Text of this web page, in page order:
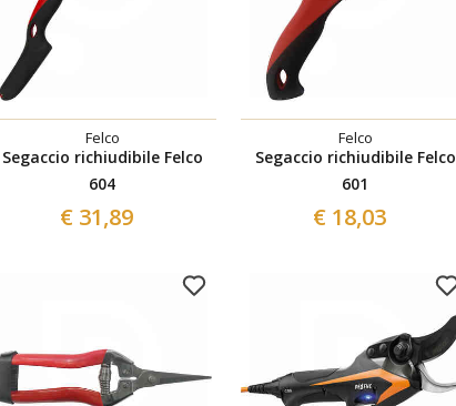
Felco
Segaccio richiudibile Felco
604
€ 31,89
Felco
Segaccio richiudibile Felco
601
€ 18,03